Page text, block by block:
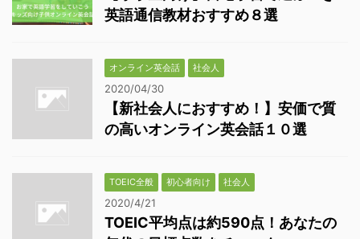
英語通信教材おすすめ８選
オンライン英会話 社会人
2020/04/30
【新社会人におすすめ！】安価で質
の高いオンライン英会話１０選
TOEIC全般 初心者向け 社会人
2020/4/21
TOEIC平均点は約590点！あなたの